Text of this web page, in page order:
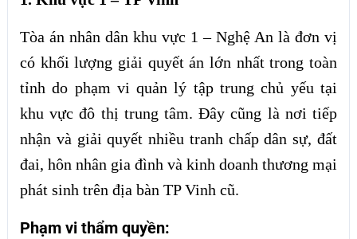
Tòa án nhân dân khu vực 1 – Nghệ An là đơn vị
có khối lượng giải quyết án lớn nhất trong toàn
tỉnh do phạm vi quản lý tập trung chủ yếu tại
khu vực đô thị trung tâm. Đây cũng là nơi tiếp
nhận và giải quyết nhiều tranh chấp dân sự, đất
đai, hôn nhân gia đình và kinh doanh thương mại
phát sinh trên địa bàn TP Vinh cũ.
Phạm vi thẩm quyền: